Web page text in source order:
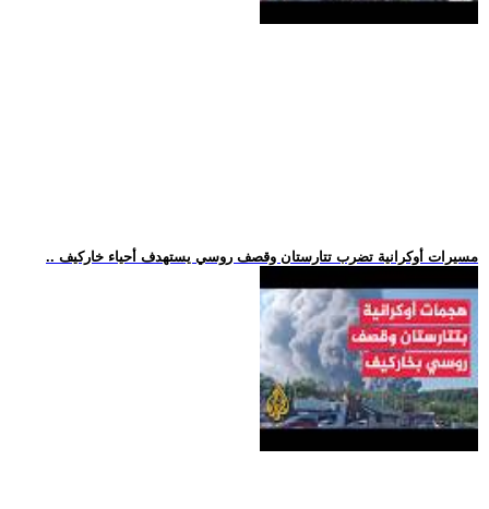
.. مسيرات أوكرانية تضرب تتارستان وقصف روسي يستهدف أحياء خاركيف